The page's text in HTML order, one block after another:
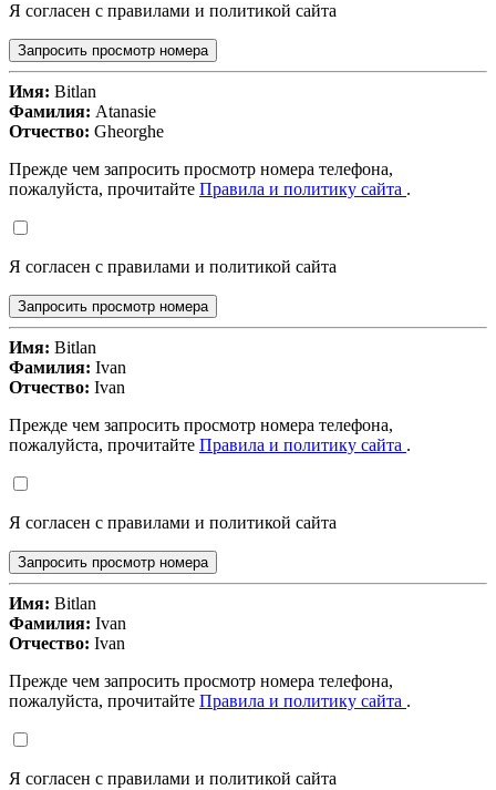
Я согласен с правилами и политикой сайта
Запросить просмотр номера
Имя: Bitlan
Фамилия: Atanasie
Отчество: Gheorghe
Прежде чем запросить просмотр номера телефона,
пожалуйста, прочитайте Правила и политику сайта .
Я согласен с правилами и политикой сайта
Запросить просмотр номера
Имя: Bitlan
Фамилия: Ivan
Отчество: Ivan
Прежде чем запросить просмотр номера телефона,
пожалуйста, прочитайте Правила и политику сайта .
Я согласен с правилами и политикой сайта
Запросить просмотр номера
Имя: Bitlan
Фамилия: Ivan
Отчество: Ivan
Прежде чем запросить просмотр номера телефона,
пожалуйста, прочитайте Правила и политику сайта .
Я согласен с правилами и политикой сайта